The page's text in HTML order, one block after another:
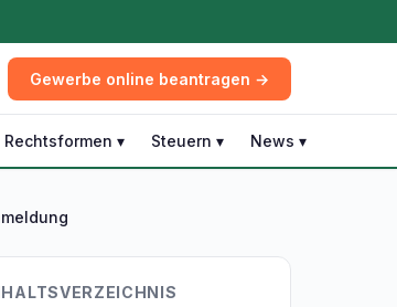
Gewerbe online beantragen →
Rechtsformen ▾ Steuern ▾ News ▾